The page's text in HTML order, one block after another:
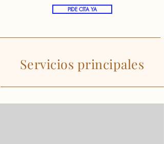
PIDE CITA YA
Servicios principales